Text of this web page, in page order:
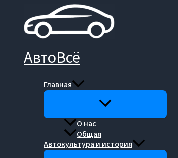
содержимому
АвтоВсё
Главная
О нас
Общая
Автокультура и история